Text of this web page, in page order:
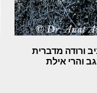
ורודה מדברית
והרי אילת